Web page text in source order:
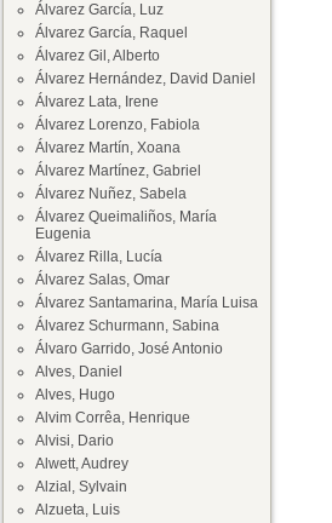
Álvarez García, Luz
Álvarez García, Raquel
Álvarez Gil, Alberto
Álvarez Hernández, David Daniel
Álvarez Lata, Irene
Álvarez Lorenzo, Fabiola
Álvarez Martín, Xoana
Álvarez Martínez, Gabriel
Álvarez Nuñez, Sabela
Álvarez Queimaliños, María
Eugenia
Álvarez Rilla, Lucía
Álvarez Salas, Omar
Álvarez Santamarina, María Luisa
Álvarez Schurmann, Sabina
Álvaro Garrido, José Antonio
Alves, Daniel
Alves, Hugo
Alvim Corrêa, Henrique
Alvisi, Dario
Alwett, Audrey
Alzial, Sylvain
Alzueta, Luis